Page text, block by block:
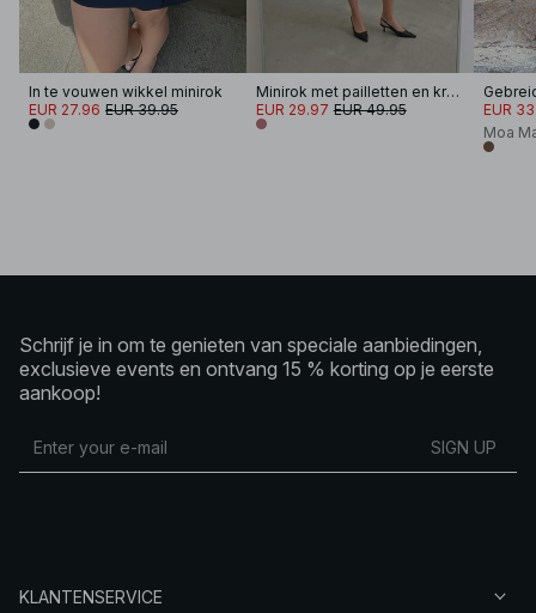
In te vouwen wikkel minirok
EUR 27.96 EUR 39.95
Minirok met pailletten en kralen
EUR 29.97 EUR 49.95
EUR
Moa
Schrijf je in om te genieten van speciale aanbiedingen,
exclusieve events en ontvang 15 % korting op je eerste
aankoop!
SIGN UP
KLANTENSERVICE